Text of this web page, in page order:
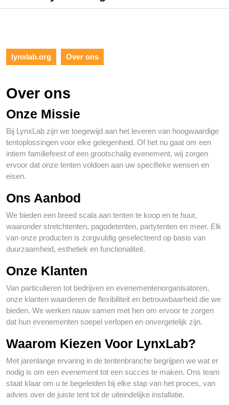
lynxlab.org Over ons
Over ons
Onze Missie
Bij LynxLab zijn we toegewijd aan het leveren van hoogwaardige
tentoplossingen voor elke gelegenheid. Of het nu gaat om een
intiem familiefeest of een grootschalig evenement, wij zorgen
ervoor dat onze tenten voldoen aan uw specifieke wensen en
eisen.
Ons Aanbod
We bieden een breed scala aan tenten te koop en te huur,
waaronder stretchtenten, pagodetenten, partytenten en meer. Elk
van onze producten is zorgvuldig geselecteerd op basis van
duurzaamheid, esthetiek en functionaliteit.
Onze Klanten
Van particulieren tot bedrijven en evenementenorganisatoren,
onze klanten waarderen de flexibiliteit en betrouwbaarheid die we
bieden. We werken nauw samen met hen om ervoor te zorgen
dat hun evenementen soepel verlopen en onvergetelijk zijn.
Waarom Kiezen Voor LynxLab?
Met jarenlange ervaring in de tentenbranche begrijpen we wat er
nodig is om een evenement tot een succes te maken. Ons team
staat klaar om u te begeleiden bij elke stap van het proces, van
advies over de juiste tent tot de uiteindelijke installatie.